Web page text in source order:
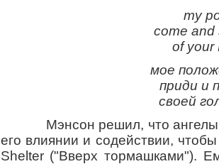
my
come and
of your
мое
приди и
своей
Мэнсон решил, что ангелы
его влиянии и содействии,
Shelter ("Вверх тормашками").